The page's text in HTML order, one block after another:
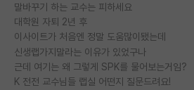
말바꾸기 하는 교수는 피하세요
대학원 자퇴 2년 후
이사이트가 처음엔 정말 도움많이됐는데
신생랩가지말라는 이유가 있었구나
근데 여기는 왜 그렇게 SPK를 물어보는거임?
K 전전 교수님들 랩실 어떤지 질문드려요!